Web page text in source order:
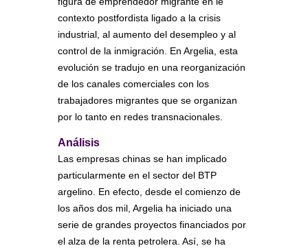
contexto postfordista ligado a la crisis
industrial, al aumento del desempleo y al
control de la inmigración. En Argelia, esta
evolución se tradujo en una reorganización
de los canales comerciales con los
trabajadores migrantes que se organizan
por lo tanto en redes transnacionales.
Análisis
Las empresas chinas se han implicado
particularmente en el sector del BTP
argelino. En efecto, desde el comienzo de
los años dos mil, Argelia ha iniciado una
serie de grandes proyectos financiados por
el alza de la renta petrolera. Así, se ha